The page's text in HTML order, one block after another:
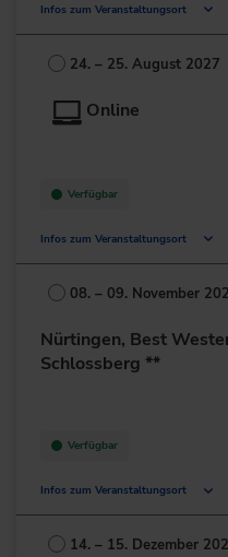
Infos zum Veranstaltungsort
Stillhorner Weg 40
21109 Hamburg
24. – 25. August 2027
Online
Verfügbar
Infos zum Veranstaltungsort
Deutschland
+49 211/6214-201
08. – 09. November
Nürtingen, Best
Schlossberg **
Verfügbar
Infos zum Veranstaltungsort
Europastraße 13
72622 Nürtingen
14. – 15. Dezember